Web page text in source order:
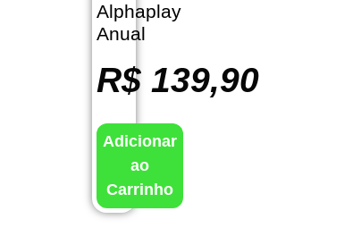
Alphaplay
Anual
R$ 139,90
Adicionar
ao
Carrinho